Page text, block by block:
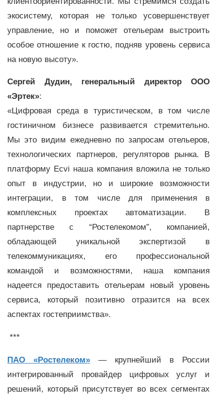
экосистему, которая не только усовершенствует
управление, но и поможет отельерам выстроить
особое отношение к гостю, подняв уровень сервиса
на новую высоту».
Сергей Дудин, генеральный директор ООО
«Эртек»:
«Цифровая среда в туристическом, в том числе
гостиничном бизнесе развивается стремительно.
Мы это видим ежедневно по запросам отельеров,
технологических партнеров, регуляторов рынка. В
платформу Ecvi наша компания вложила не только
опыт в индустрии, но и широкие возможности
интеграции, в том числе для применения в
комплексных проектах автоматизации. В
партнерстве с “Ростелекомом”, компанией,
обладающей уникальной экспертизой в
телекоммуникациях, его профессиональной
командой и возможностями, наша компания
надеется предоставить отельерам новый уровень
сервиса, который позитивно отразится на всех
аспектах гостеприимства».
***
ПАО «Ростелеком» — крупнейший в России
интегрированный провайдер цифровых услуг и
решений, который присутствует во всех сегментах